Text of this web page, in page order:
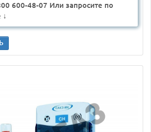
600-48-07 Или запросите по
↓